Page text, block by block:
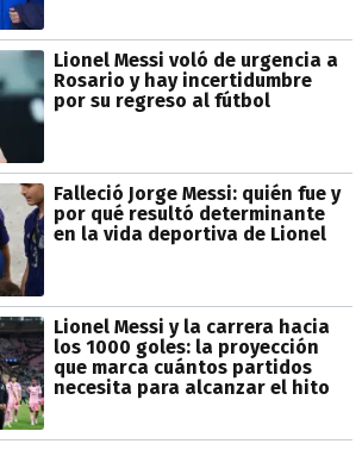
Lionel Messi voló de urgencia a
Rosario y hay incertidumbre
por su regreso al fútbol
Falleció Jorge Messi: quién fue y
por qué resultó determinante
en la vida deportiva de Lionel
Lionel Messi y la carrera hacia
los 1000 goles: la proyección
que marca cuántos partidos
necesita para alcanzar el hito